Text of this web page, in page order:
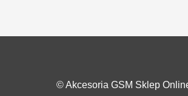
© Akcesoria GSM Sklep